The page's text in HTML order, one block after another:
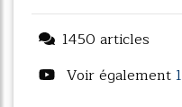
1450 articles
Voir également